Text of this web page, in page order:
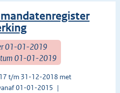
01-01-2019
01-01-2019
t/m 31-12-2018 met
01-01-2015